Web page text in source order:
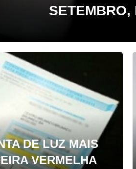
SETEMBRO,
DE LUZ MAIS
VERMELHA